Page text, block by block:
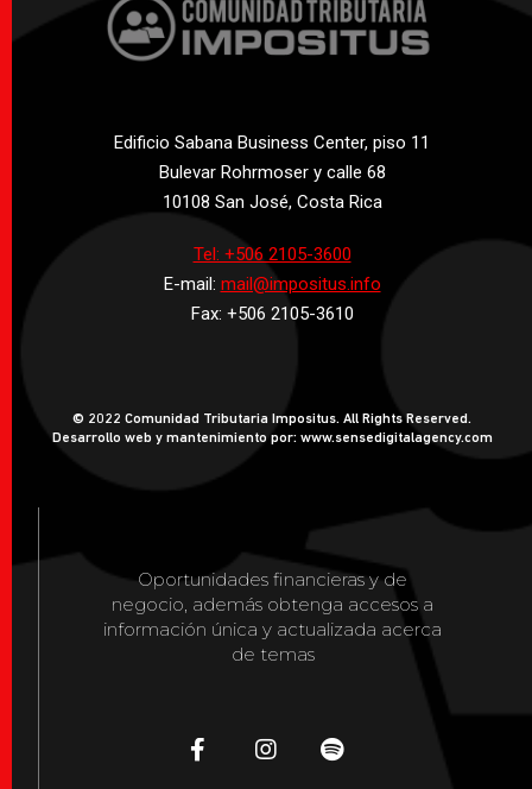
Edificio Sabana Business Center, piso 11
Bulevar Rohrmoser y calle 68
10108 San José, Costa Rica
Tel: +506 2105-3600
E-mail: mail@impositus.info
Fax: +506 2105-3610
© 2022 Comunidad Tributaria Impositus. All Rights Reserved.
Desarrollo web y mantenimiento por: www.sensedigitalagency.com
Oportunidades financieras y de
negocio, además obtenga accesos a
información única y actualizada acerca
de temas